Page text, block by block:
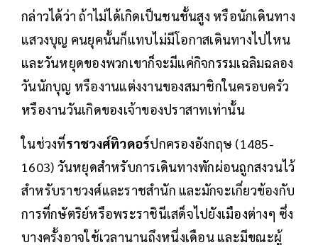
กล่าวได้ว่า ถ้าไม่ได้เกิดเป็นชนชั้นสูง หรือนักเดินทาง
แสวงบุญ คนยุคนั้นก็แทบไม่มีโอกาสเดินทางไปไหน
และวันหยุดของพวกเขาก็จะมีแค่กิจกรรมเฉลิมฉลอง
วันนักบุญ หรืองานแต่งงานของสมาชิกในครอบครัว
หรืองานวันเกิดของเจ้าของปราสาทเท่านั้น
ในช่วงที่ราชวงศ์ทิวดอร์ปกครองอังกฤษ (1485-
1603) วันหยุดสำหรับการเดินทางพักผ่อนถูกสงวนไว้
สำหรับราชวงศ์และราชสำนัก และมักจะเกี่ยวข้องกับ
การที่กษัตริย์หรือพระราชินีเสด็จไปยังเมืองต่างๆ ซึ่ง
บางครั้งอาจใช้เวลานานถึงหนึ่งเดือน และมีขณะผู้